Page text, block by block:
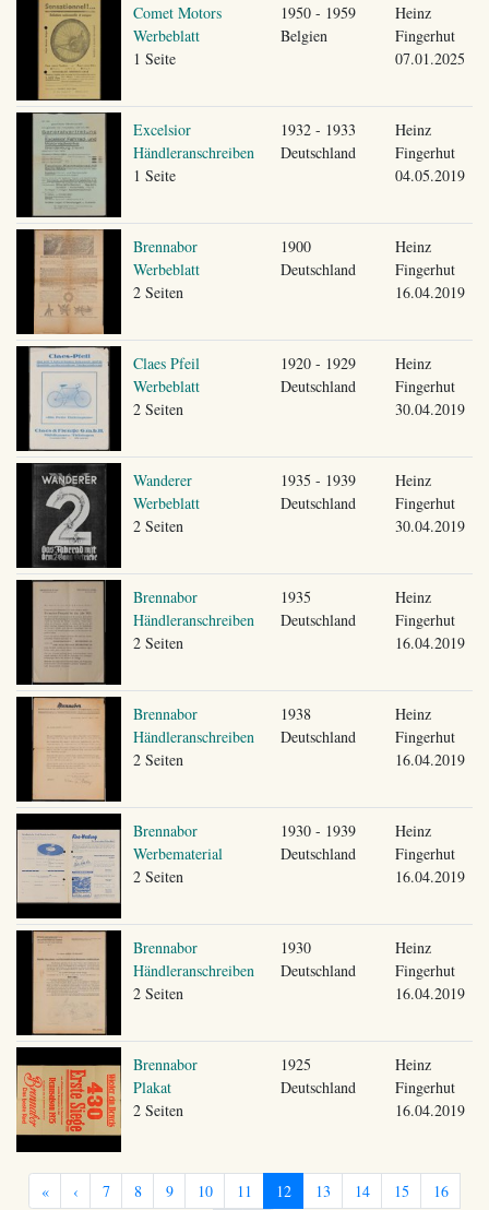
Comet Motors
Werbeblatt
1 Seite
1950 - 1959
Belgien
Heinz
Fingerhut
07.01.2025
Excelsior
Händleranschreiben
1 Seite
1932 - 1933
Deutschland
Heinz
Fingerhut
04.05.2019
Brennabor
Werbeblatt
2 Seiten
1900
Deutschland
Heinz
Fingerhut
16.04.2019
Claes Pfeil
Werbeblatt
2 Seiten
1920 - 1929
Deutschland
Heinz
Fingerhut
30.04.2019
Wanderer
Werbeblatt
2 Seiten
1935 - 1939
Deutschland
Heinz
Fingerhut
30.04.2019
Brennabor
Händleranschreiben
2 Seiten
1935
Deutschland
Heinz
Fingerhut
16.04.2019
Brennabor
Händleranschreiben
2 Seiten
1938
Deutschland
Heinz
Fingerhut
16.04.2019
Brennabor
Werbematerial
2 Seiten
1930 - 1939
Deutschland
Heinz
Fingerhut
16.04.2019
Brennabor
Händleranschreiben
2 Seiten
1930
Deutschland
Heinz
Fingerhut
16.04.2019
Brennabor
Plakat
2 Seiten
1925
Deutschland
Heinz
Fingerhut
16.04.2019
« ‹ 7 8 9 10 11 12 13 14 15 16